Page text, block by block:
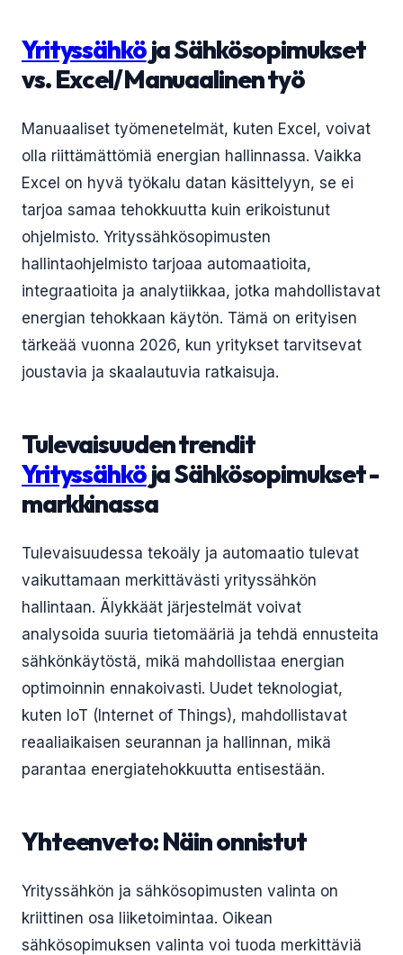
Yrityssähköja Sähkösopimukset
vs. Excel/Manuaalinen työ
Manuaaliset työmenetelmät, kuten Excel, voivat
olla riittämättömiä energian hallinnassa. Vaikka
Excel on hyvä työkalu datan käsittelyyn, se ei
tarjoa samaa tehokkuutta kuin erikoistunut
ohjelmisto. Yrityssähkösopimusten
hallintaohjelmisto tarjoaa automaatioita,
integraatioita ja analytiikkaa, jotka mahdollistavat
energian tehokkaan käytön. Tämä on erityisen
tärkeää vuonna 2026, kun yritykset tarvitsevat
joustavia ja skaalautuvia ratkaisuja.
Tulevaisuuden trendit
Yrityssähköja Sähkösopimukset -
markkinassa
Tulevaisuudessa tekoäly ja automaatio tulevat
vaikuttamaan merkittävästi yrityssähkön
hallintaan. Älykkäät järjestelmät voivat
analysoida suuria tietomääriä ja tehdä ennusteita
sähkönkäytöstä, mikä mahdollistaa energian
optimoinnin ennakoivasti. Uudet teknologiat,
kuten IoT (Internet of Things), mahdollistavat
reaaliaikaisen seurannan ja hallinnan, mikä
parantaa energiatehokkuutta entisestään.
Yhteenveto: Näin onnistut
Yrityssähkön ja sähkösopimusten valinta on
kriittinen osa liiketoimintaa. Oikean
sähkösopimuksen valinta voi tuoda merkittäviä